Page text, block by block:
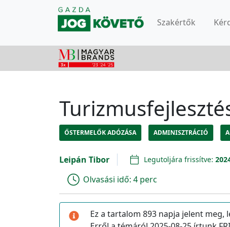
Szakértők
ŐSTERMELŐK ADÓZÁSA ADMINISZTRÁCIÓ
Leipán Tibor Legutoljára frissítve:
Olvasási idő: 4 perc
Ez a tartalom 893 napja jelent